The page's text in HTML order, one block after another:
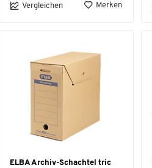
Vergleichen Merken
ELBA Archiv-Schachtel tric